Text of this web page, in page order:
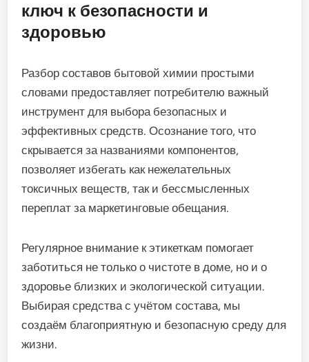
ключ к безопасности и
здоровью
Разбор составов бытовой химии простыми
словами предоставляет потребителю важный
инструмент для выбора безопасных и
эффективных средств. Осознание того, что
скрывается за названиями компонентов,
позволяет избегать как нежелательных
токсичных веществ, так и бессмысленных
переплат за маркетинговые обещания.
Регулярное внимание к этикеткам помогает
заботиться не только о чистоте в доме, но и о
здоровье близких и экологической ситуации.
Выбирая средства с учётом состава, мы
создаём благоприятную и безопасную среду для
жизни.